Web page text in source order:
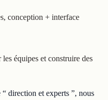
conception + interface
équipes et construire des
direction et experts ”, nous